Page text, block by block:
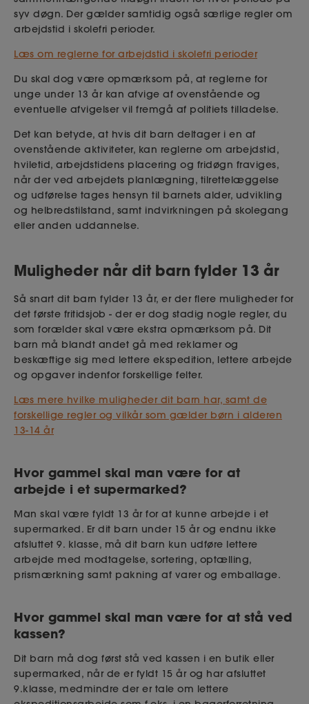
syv døgn. Der gælder samtidig også særlige regler om
arbejdstid i skolefri perioder.
Læs om reglerne for arbejdstid i skolefri perioder
Du skal dog være opmærksom på, at reglerne for
unge under 13 år kan afvige af ovenstående og
eventuelle afvigelser vil fremgå af politiets tilladelse.
Det kan betyde, at hvis dit barn deltager i en af
ovenstående aktiviteter, kan reglerne om arbejdstid,
hviletid, arbejdstidens placering og fridøgn fraviges,
når der ved arbejdets planlægning, tilrettelæggelse
og udførelse tages hensyn til barnets alder, udvikling
og helbredstilstand, samt indvirkningen på skolegang
eller anden uddannelse.
Muligheder når dit barn fylder 13 år
Så snart dit barn fylder 13 år, er der flere muligheder for
det første fritidsjob - der er dog stadig nogle regler, du
som forælder skal være ekstra opmærksom på. Dit
barn må blandt andet gå med reklamer og
beskæftige sig med lettere ekspedition, lettere arbejde
og opgaver indenfor forskellige felter.
Læs mere hvilke muligheder dit barn har, samt de
forskellige regler og vilkår som gælder børn i alderen
13-14 år
Hvor gammel skal man være for at
arbejde i et supermarked?
Man skal være fyldt 13 år for at kunne arbejde i et
supermarked. Er dit barn under 15 år og endnu ikke
afsluttet 9. klasse, må dit barn kun udføre lettere
arbejde med modtagelse, sortering, optælling,
prismærkning samt pakning af varer og emballage.
Hvor gammel skal man være for at stå ved
kassen?
Dit barn må dog først stå ved kassen i en butik eller
supermarked, når de er fyldt 15 år og har afsluttet
9.klasse, medmindre der er tale om lettere